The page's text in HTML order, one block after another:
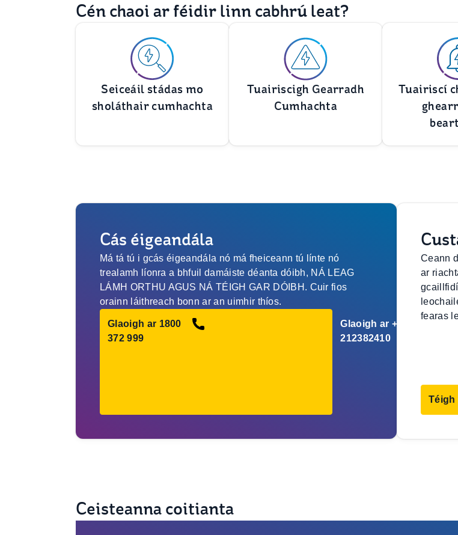
Cén chaoi ar féidir linn cabhrú leat?
Seiceáil stádas mo
sholáthair cumhachta
Tuairiscigh Gearradh
Cumhachta
Tuairiscí
Cás éigeandála
Má tá tú i gcás éigeandála nó má fheiceann tú línte nó
trealamh líonra a bhfuil damáiste déanta dóibh, NÁ LEAG
LÁMH ORTHU AGUS NÁ TÉIGH GAR DÓIBH. Cuir fios
orainn láithreach bonn ar an uimhir thíos.
Glaoigh ar 1800
372 999
Glaoigh ar +353
212382410
Ceann
ar
fearas
Téigh
Ceisteanna coitianta